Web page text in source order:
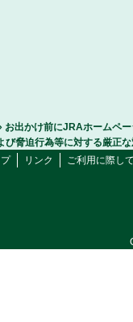
お出かけ前にJRAホームペ
び脅迫行為等に対する厳正
リンク ご利用に際し